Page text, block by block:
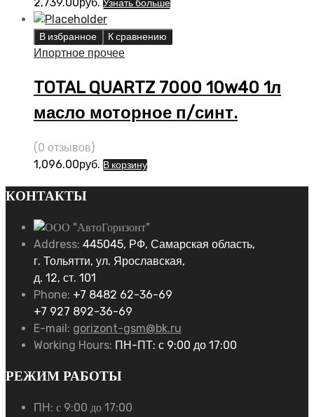
Узнать больше
В избранное К сравнению
Ипортное прочее
TOTAL QUARTZ 7000 10w40 1л
масло моторное п/синт.
(0 отзывов)
1,096.00руб. В корзину
КОНТАКТЫ
Address: 445045, РФ, Самарская область,
г. Тольятти, ул. Ярославская,
д. 12, ст. 101
Phone: +7 8482 62-36-69
+7 927 892-36-69
E-mail: gorizont-gsm@bk.ru
Working Hours: ПН-ПТ: с 9:00 до 17:00
РЕЖИМ РАБОТЫ
ПН: с 9:00 до 17:00